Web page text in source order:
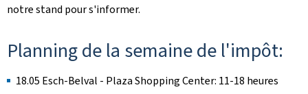
notre stand pour s'informer.
Planning de la semaine de l'impôt:
18.05 Esch-Belval - Plaza Shopping Center: 11-18 heures